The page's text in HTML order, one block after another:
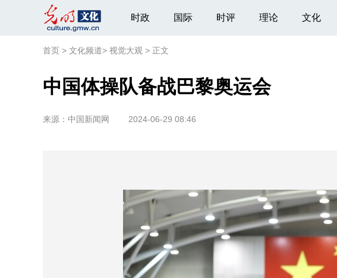
时政 国际 时评 理论 文化
首页 > 文化频道> 视觉大观 > 正文
中国体操队备战巴黎奥运会
来源： 中国新闻网 2024-06-29 08:46